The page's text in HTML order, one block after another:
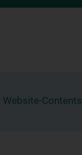
Website-Contents